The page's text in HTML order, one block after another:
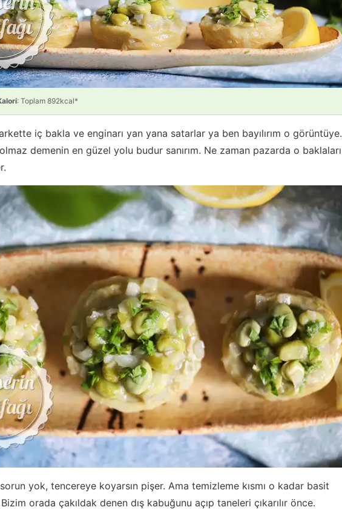
: Toplam 892kcal*
iç bakla ve enginarı yan yana satarlar ya ben bayılırım o görüntüye.
demenin en güzel yolu budur sanırım. Ne zaman pazarda o baklaları
yok, tencereye koyarsın pişer. Ama temizleme kısmı o kadar basit
orada çakıldak denen dış kabuğunu açıp taneleri çıkarılır önce.